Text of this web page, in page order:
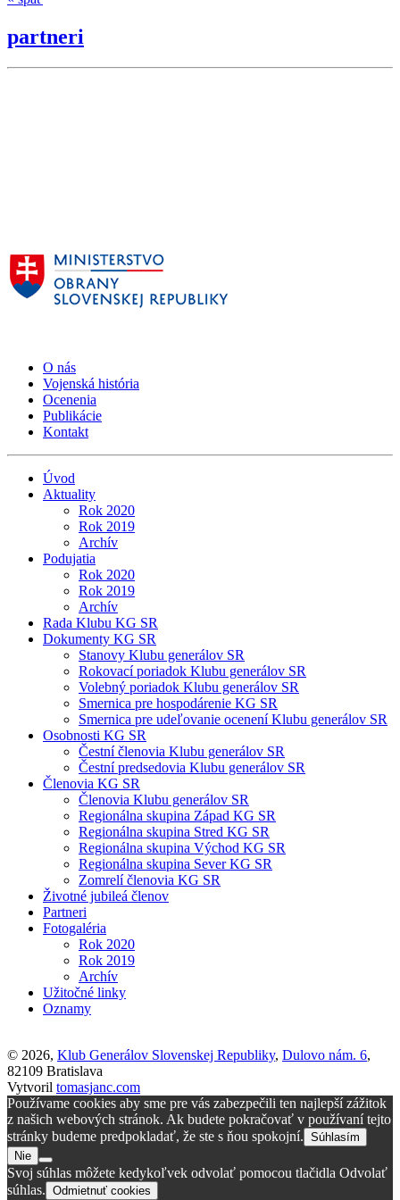
partneri
O nás
Vojenská história
Ocenenia
Publikácie
Kontakt
Úvod
Aktuality
Rok 2020
Rok 2019
Archív
Podujatia
Rok 2020
Rok 2019
Archív
Rada Klubu KG SR
Dokumenty KG SR
Stanovy Klubu generálov SR
Rokovací poriadok Klubu generálov SR
Volebný poriadok Klubu generálov SR
Smernica pre hospodárenie KG SR
Smernica pre udeľovanie ocenení Klubu generálov SR
Osobnosti KG SR
Čestní členovia Klubu generálov SR
Čestní predsedovia Klubu generálov SR
Členovia KG SR
Členovia Klubu generálov SR
Regionálna skupina Západ KG SR
Regionálna skupina Stred KG SR
Regionálna skupina Východ KG SR
Regionálna skupina Sever KG SR
Zomrelí členovia KG SR
Životné jubileá členov
Partneri
Fotogaléria
Rok 2020
Rok 2019
Archív
Užitočné linky
Oznamy
© 2026, Klub Generálov Slovenskej Republiky, Dulovo nám. 6,
82109 Bratislava
Vytvoril tomasjanc.com
Používame cookies aby sme pre vás zabezpečili ten najlepší zážitok
z našich webových stránok. Ak budete pokračovať v používaní tejto
stránky budeme predpokladať, že ste s ňou spokojní. Súhlasím
Nie
Svoj súhlas môžete kedykoľvek odvolať pomocou tlačidla Odvolať
súhlas. Odmietnuť cookies